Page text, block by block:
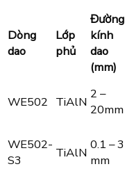
Dòng
dao
Lớp
phủ
Đường
kính
dao
(mm)
WE502 TiAlN
2 –
20mm
WE502-
S3
TiAlN
0.1 – 3
mm